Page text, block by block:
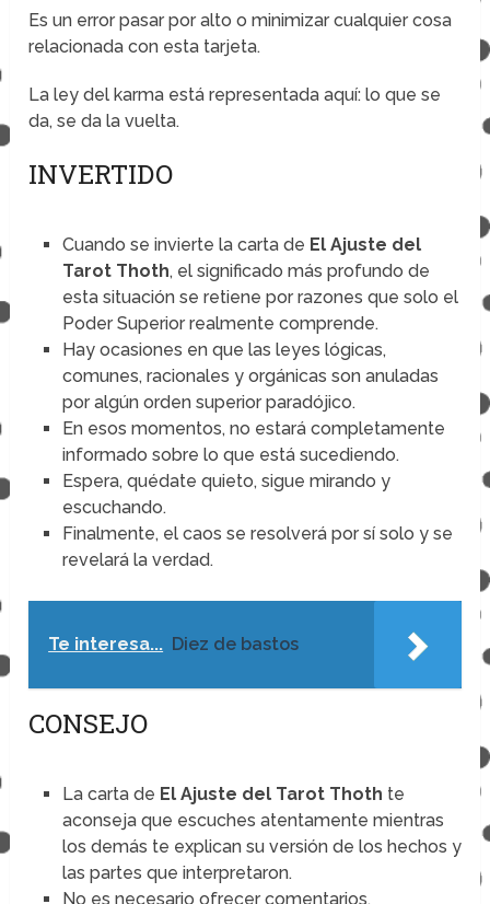
Es un error pasar por alto o minimizar cualquier cosa
relacionada con esta tarjeta.
La ley del karma está representada aquí: lo que se
da, se da la vuelta.
INVERTIDO
Cuando se invierte la carta de El Ajuste del
Tarot Thoth, el significado más profundo de
esta situación se retiene por razones que solo el
Poder Superior realmente comprende.
Hay ocasiones en que las leyes lógicas,
comunes, racionales y orgánicas son anuladas
por algún orden superior paradójico.
En esos momentos, no estará completamente
informado sobre lo que está sucediendo.
Espera, quédate quieto, sigue mirando y
escuchando.
Finalmente, el caos se resolverá por sí solo y se
revelará la verdad.
Te interesa... Diez de bastos
CONSEJO
La carta de El Ajuste del Tarot Thoth te
aconseja que escuches atentamente mientras
los demás te explican su versión de los hechos y
las partes que interpretaron.
No es necesario ofrecer comentarios.